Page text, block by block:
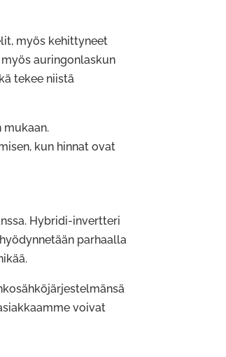
myös kehittyneet
auringonlaskun
tekee niistä
mukaan.
kun hinnat ovat
Hybridi-invertteri
parhaalla
voivat